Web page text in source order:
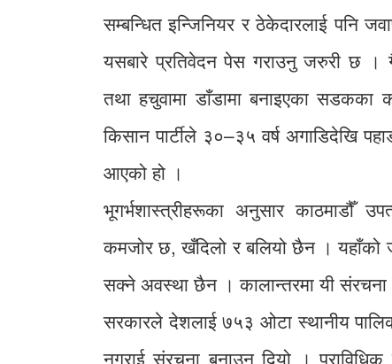
सम्बन्धित इन्जिनियर र ठेकेदारलाई पनि
यसबारे प्रतिवेदन पेस गराउनु जरुरी छ ।
तथा हचुवामा डाँडामा बनाइएका
किसान पार्टीले ३०–३५ वर्ष अगाडिदेखि
आएको हो ।
भूगर्भशास्त्रीहरूका अनुसार काठमाडौँ
कमजोर छ, खँदिलो र बलियो छैन ।
सक्ने अवस्था छैन । कालान्तरमा यी संरचना
सरकारले देशलाई ७५३ ओटा स्थानीय
नगराई संरचना बनाउन दियो ।